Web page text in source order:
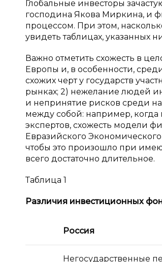
Глобальные инвесторы
господина Якова Миркина, и
процессом. При этом,
увидеть таблицах, указанных
Важно отметить схожесть в
Европы и, в особенности,
схожих черт у государств
рынках; 2) нежелание людей
и непринятие рисков среди
между собой: например, когда
экспертов, схожесть модели
Евразийского
чтобы это произошло при
всего достаточно длительное.
Таблица 1
Различия инвестиционных
Россия
Негосударственные